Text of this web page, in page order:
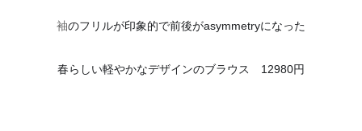
袖のフリルが印象的で前後がasymmetryになった
春らしい軽やかなデザインのブラウス　12980円